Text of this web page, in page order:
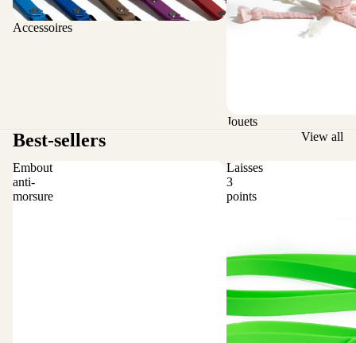
Accessoires
Jouets
Best-sellers View all
Embout
anti-
morsure
Laisses
3
points